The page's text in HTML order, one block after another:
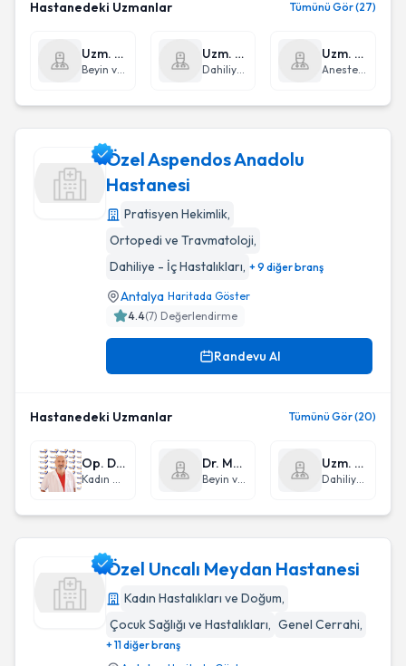
Hastanedeki Uzmanlar Tümünü Gör (27)
Uzm. Dr. Amir Mansur Mukaddem
Beyin ve Sinir Cerrahisi
Uzm. Dr. Ali Yaman Ersoy
Dahiliye - İç Hastalıkları
Uzm. Dr. Bilge Meriç Doğan
Anestezi ve Reanimasyon
Özel Aspendos Anadolu
Hastanesi
Pratisyen Hekimlik,
Ortopedi ve Travmatoloji,
Dahiliye - İç Hastalıkları, + 9 diğer branş
Antalya Haritada Göster
4.4(7) Değerlendirme
Randevu Al
Hastanedeki Uzmanlar Tümünü Gör (20)
Op. Dr. Ahmet Avni Özçelik
Kadın Hastalıkları ve Doğum
Dr. Mehmet Medet Yıldız
Beyin ve Sinir Cerrahisi
Uzm. Dr. Ali Haydar Saltık
Dahiliye - İç Hastalıkları
Özel Uncalı Meydan Hastanesi
Özel Uncalı Meydan Hastanesi
Kadın Hastalıkları ve Doğum,
Çocuk Sağlığı ve Hastalıkları, Genel Cerrahi,
+ 11 diğer branş